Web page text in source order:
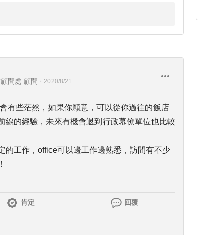
問處 顧問 ・ 2020/8/21
有些茫然，如果你願意，可以從你過往的飯店
線的經驗，未來有機會退到行政幕僚單位也比較
的工作，office可以邊工作邊熟悉，訪間有不少
肯定 回覆